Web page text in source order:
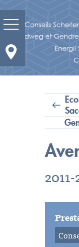
Prestations
Domaines
Portrait
Réalisations
Carrières